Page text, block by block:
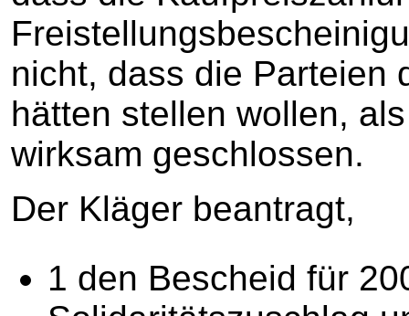
nicht, dass die Parteien
hätten stellen wollen,
wirksam geschlossen.
Der Kläger beantragt,
1 den Bescheid für